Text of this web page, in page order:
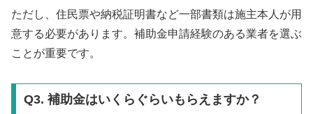
ただし、住民票や納税証明書など一部書類は施主本人が用
意する必要があります。補助金申請経験のある業者を選ぶ
ことが重要です。
Q3. 補助金はいくらぐらいもらえますか？